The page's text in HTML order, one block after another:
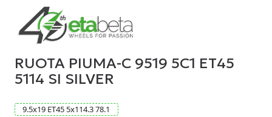
RUOTA PIUMA-C 9519 5C1 ET45
5114 SI SILVER
9.5x19 ET45 5x114.378.1